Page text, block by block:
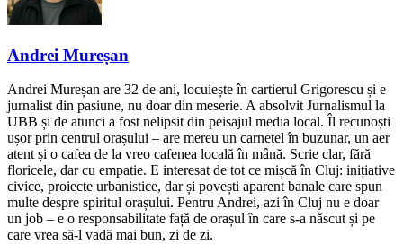
Andrei Mureșan
Andrei Mureșan are 32 de ani, locuiește în cartierul Grigorescu și e
jurnalist din pasiune, nu doar din meserie. A absolvit Jurnalismul la
UBB și de atunci a fost nelipsit din peisajul media local. Îl recunoști
ușor prin centrul orașului – are mereu un carnețel în buzunar, un aer
atent și o cafea de la vreo cafenea locală în mână. Scrie clar, fără
floricele, dar cu empatie. E interesat de tot ce mișcă în Cluj: inițiative
civice, proiecte urbanistice, dar și povești aparent banale care spun
multe despre spiritul orașului. Pentru Andrei, azi în Cluj nu e doar
un job – e o responsabilitate față de orașul în care s-a născut și pe
care vrea să-l vadă mai bun, zi de zi.